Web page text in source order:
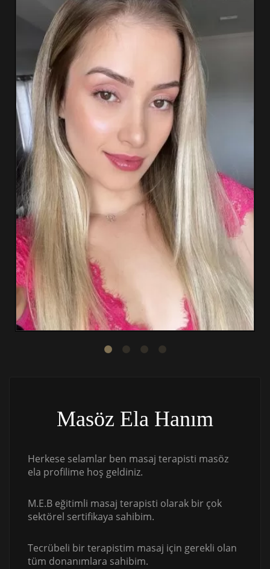
Masöz Ela Hanım
Herkese selamlar ben masaj terapisti masöz
ela profilime hoş geldiniz.
M.E.B eğitimli masaj terapisti olarak bir çok
sektörel sertifikaya sahibim.
Tecrübeli bir terapistim masaj için gerekli olan
tüm donanımlara sahibim.